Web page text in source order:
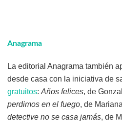
Anagrama
La editorial Anagrama también
desde casa con la iniciativa de
gratuitos: Años felices, de
perdimos en el fuego, de
detective no se casa jamás, de